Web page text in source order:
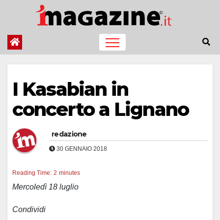
contenuto
I Kasabian in
concerto a Lignano
redazione
30 GENNAIO 2018
Reading Time: 2 minutes
Mercoledì 18 luglio
Condividi